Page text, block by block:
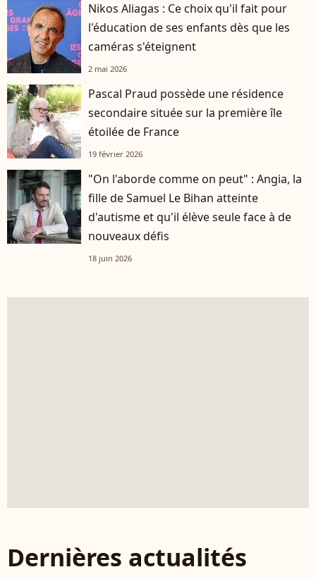
Nikos Aliagas : Ce choix qu'il fait pour
l'éducation de ses enfants dès que les
caméras s'éteignent
2 mai 2026
Pascal Praud possède une résidence
secondaire située sur la première île
étoilée de France
19 février 2026
"On l'aborde comme on peut" : Angia, la
fille de Samuel Le Bihan atteinte
d'autisme et qu'il élève seule face à de
nouveaux défis
18 juin 2026
Dernières actualités